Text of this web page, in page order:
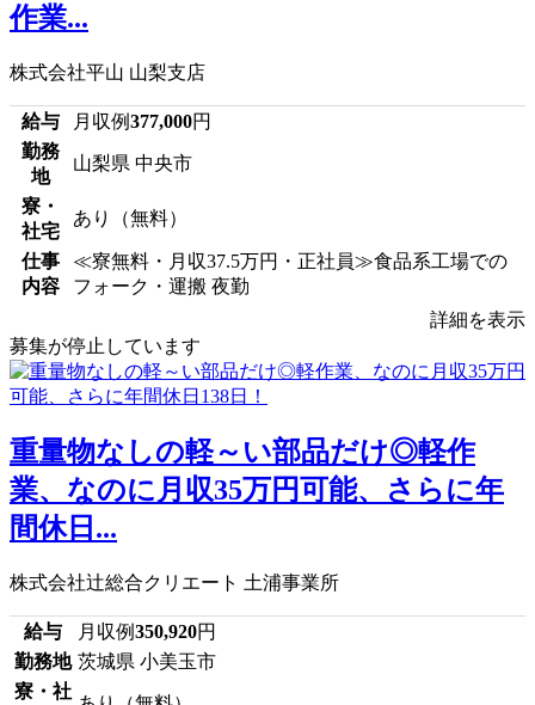
作業...
株式会社平山 山梨支店
給与 月収例377,000円
勤務
地
山梨県 中央市
寮・
社宅
あり（無料）
仕事
内容
≪寮無料・月収37.5万円・正社員≫食品系工場での
フォーク・運搬 夜勤
詳細を表示
募集が停止しています
重量物なしの軽～い部品だけ◎軽作
業、なのに月収35万円可能、さらに年
間休日...
株式会社辻総合クリエート 土浦事業所
給与 月収例350,920円
勤務地 茨城県 小美玉市
寮・社